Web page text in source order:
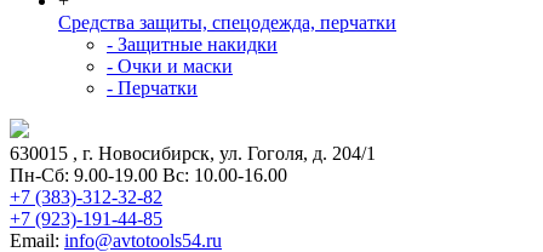
Средства защиты, спецодежда, перчатки
- Защитные накидки
- Очки и маски
- Перчатки
630015 , г. Новосибирск, ул. Гоголя, д. 204/1
Пн-Сб: 9.00-19.00 Вс: 10.00-16.00
+7 (383)-312-32-82
+7 (923)-191-44-85
Email: info@avtotools54.ru